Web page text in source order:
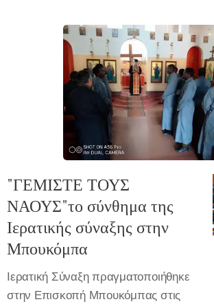
"ΓΕΜΙΣΤΕ ΤΟΥΣ
ΝΑΟΥΣ"το σύνθημα της
Ιερατικής σύναξης στην
Μπουκόμπα
Ιερατική Σύναξη πραγματοποιήθηκε
στην Επισκοπή Μπουκόμπας στις